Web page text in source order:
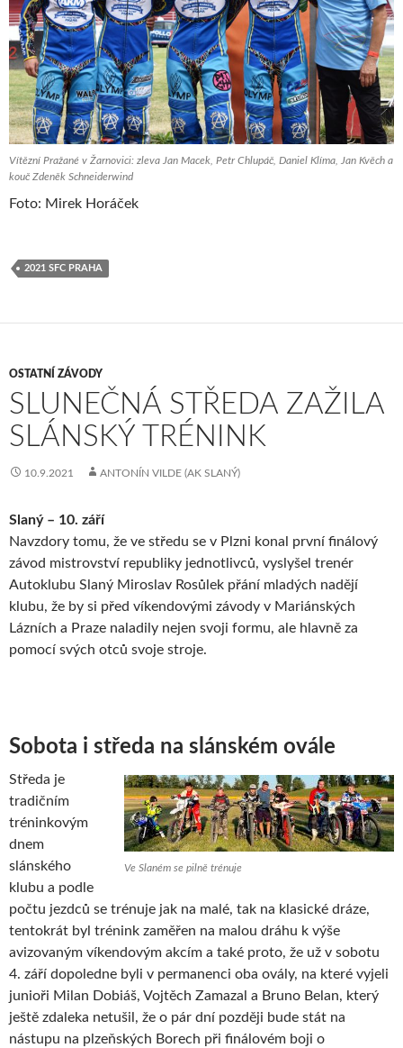
Vítězní Pražané v Žarnovici: zleva Jan Macek, Petr Chlupáč, Daniel Klíma, Jan Kvěch a
kouč Zdeněk Schneiderwind
Foto: Mirek Horáček
2021 SFC PRAHA
OSTATNÍ ZÁVODY
SLUNEČNÁ STŘEDA ZAŽILA
SLÁNSKÝ TRÉNINK
10.9.2021 ANTONÍN VILDE (AK SLANÝ)
Slaný – 10. září
Navzdory tomu, že ve středu se v Plzni konal první finálový
závod mistrovství republiky jednotlivců, vyslyšel trenér
Autoklubu Slaný Miroslav Rosůlek přání mladých nadějí
klubu, že by si před víkendovými závody v Mariánských
Lázních a Praze naladily nejen svoji formu, ale hlavně za
pomocí svých otců svoje stroje.
Sobota i středa na slánském ovále
Ve Slaném se pilně trénuje
Středa je
tradičním
tréninkovým
dnem
slánského
klubu a podle
počtu jezdců se trénuje jak na malé, tak na klasické dráze,
tentokrát byl trénink zaměřen na malou dráhu k výše
avizovaným víkendovým akcím a také proto, že už v sobotu
4. září dopoledne byli v permanenci oba ovály, na které vyjeli
junioři Milan Dobiáš, Vojtěch Zamazal a Bruno Belan, který
ještě zdaleka netušil, že o pár dní později bude stát na
nástupu na plzeňských Borech při finálovém boji o